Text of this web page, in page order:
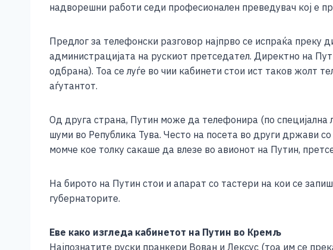
надворешни работи седи професионален преведувач кој е
Предлог за телефонски разговор најпрво се испраќа
администрацијата на рускиот претседател. Директно на
одбрана). Тоа се луѓе во чии кабинети стои ист таков жолт
аѓутантот.
Од друга страна, Путин може да телефонира (по
шуми во Република Тува. Често на посета во други држави
момче кое толку сакаше да влезе во авионот на Путин,
На бирото на Путин стои и апарат со тастери на кои се
губернаторите.
Еве како изгледа кабинетот на Путин во Кремљ
Најпознатите руски пранкери Вован и Лексус (тоа им се